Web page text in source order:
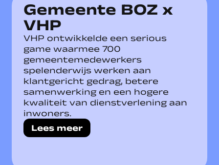
Gemeente BOZ x
VHP
VHP ontwikkelde een serious
game waarmee 700
gemeentemedewerkers
spelenderwijs werken aan
klantgericht gedrag, betere
samenwerking en een hogere
kwaliteit van dienstverlening aan
inwoners.
Lees meer